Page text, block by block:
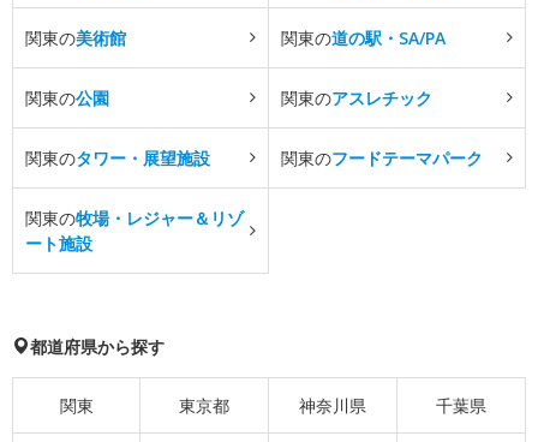
関東の美術館 関東の道の駅・SA/PA
関東の公園 関東のアスレチック
関東のタワー・展望施設 関東のフードテーマパーク
関東の牧場・レジャー＆リゾ
ート施設
都道府県から探す
関東 東京都 神奈川県 千葉県